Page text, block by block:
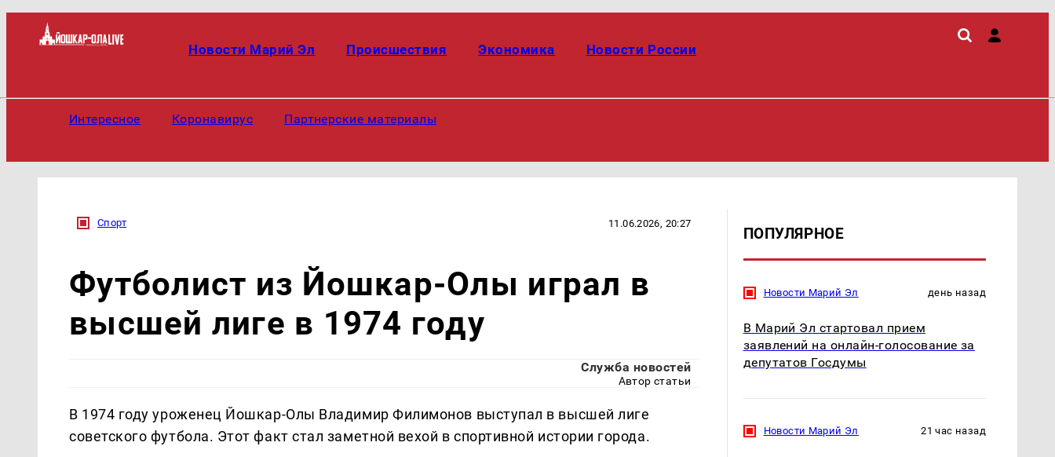
Новости Марий Эл Происшествия Экономика Новости России
Интересное Коронавирус Партнерские материалы
Спорт 11.06.2026, 20:27
Футболист из Йошкар-Олы играл в
высшей лиге в 1974 году
Служба новостей
Автор статьи
В 1974 году уроженец Йошкар-Олы Владимир Филимонов выступал в высшей лиге
советского футбола. Этот факт стал заметной вехой в спортивной истории города.
ПОПУЛЯРНОЕ
Новости Марий Эл день назад
В Марий Эл стартовал прием
заявлений на онлайн-голосование за
депутатов Госдумы
Новости Марий Эл 21 час назад